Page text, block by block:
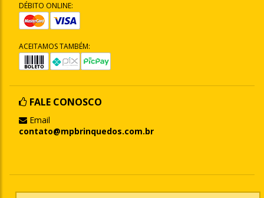
DÉBITO ONLINE:
ACEITAMOS TAMBÉM:
FALE CONOSCO
Email
contato@mpbrinquedos.com.br